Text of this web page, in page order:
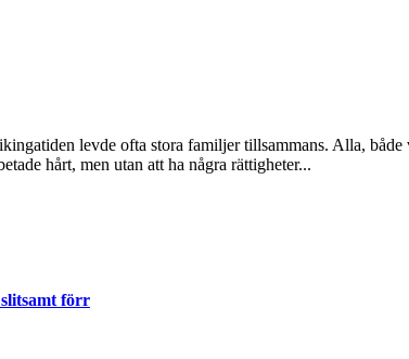
levde ofta stora familjer tillsammans. Alla,
hårt, men utan att ha några rättigheter...
förr